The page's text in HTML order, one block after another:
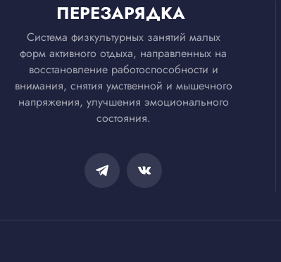
ПЕРЕЗАРЯДКА
Система физкультурных занятий малых
форм активного отдыха, направленных на
восстановление работоспособности и
внимания, снятия умственной и мышечного
напряжения, улучшения эмоционального
состояния.